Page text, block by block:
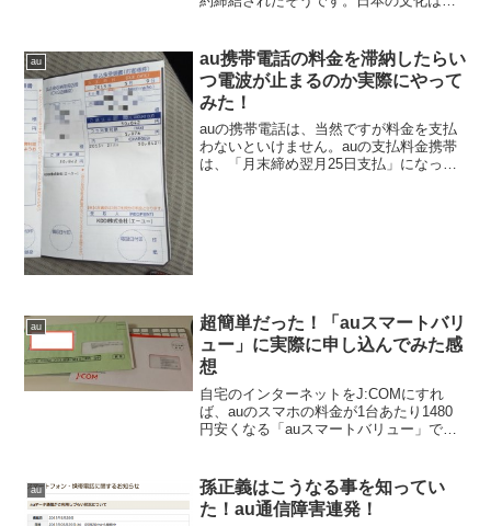
Twilioは日本で十分な尊敬を受けている大
企...
au
au携帯電話の料金を滞納したらい
つ電波が止まるのか実際にやって
みた！
auの携帯電話は、当然ですが料金を支払
わないといけません。auの支払料金携帯
は、「月末締め翌月25日支払」になって
au
超簡単だった！「auスマートバリ
ュー」に実際に申し込んでみた感
想
自宅のインターネットをJ:COMにすれ
ば、auのスマホの料金が1台あたり1480
円安くなる「auスマートバリュー」です
ら絶対に申し込みした方がお得ですよ。
「auスマー...
au
孫正義はこうなる事を知ってい
た！au通信障害連発！